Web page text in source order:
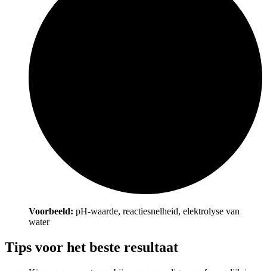
Voorbeeld: pH-waarde, reactiesnelheid, elektrolyse van
water
Tips voor het beste resultaat